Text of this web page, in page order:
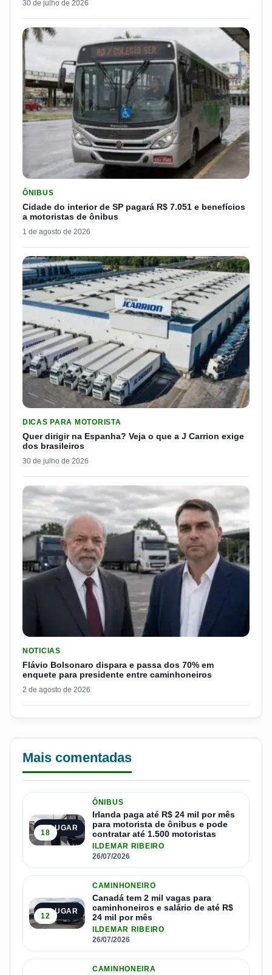
30 de julho de 2026
ÔNIBUS
Cidade do interior de SP pagará R$ 7.051 e benefícios
a motoristas de ônibus
1 de agosto de 2026
DICAS PARA MOTORISTA
Quer dirigir na Espanha? Veja o que a J Carrion exige
dos brasileiros
30 de julho de 2026
NOTICIAS
Flávio Bolsonaro dispara e passa dos 70% em
enquete para presidente entre caminhoneiros
2 de agosto de 2026
Mais comentadas
1º LUGAR
18
ÔNIBUS
Irlanda paga até R$ 24 mil por mês
para motorista de ônibus e pode
contratar até 1.500 motoristas
ILDEMAR RIBEIRO
26/07/2026
2º LUGAR
12
CAMINHONEIRO
Canadá tem 2 mil vagas para
caminhoneiros e salário de até R$
24 mil por mês
ILDEMAR RIBEIRO
26/07/2026
CAMINHONEIRA